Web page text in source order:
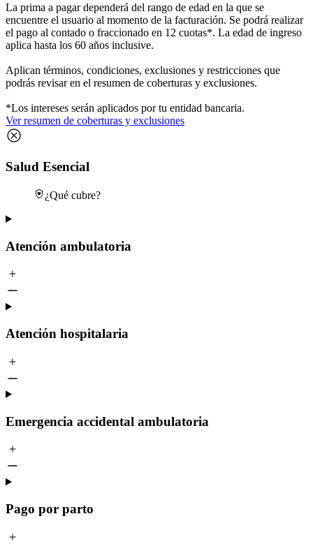
La prima a pagar dependerá del rango de edad en la que se
encuentre el usuario al momento de la facturación. Se podrá realizar
el pago al contado o fraccionado en 12 cuotas*. La edad de ingreso
aplica hasta los 60 años inclusive.
Aplican términos, condiciones, exclusiones y restricciones que
podrás revisar en el resumen de coberturas y exclusiones.
*Los intereses serán aplicados por tu entidad bancaria.
Ver resumen de coberturas y exclusiones
Salud Esencial
¿Qué cubre?
Atención ambulatoria
Atención hospitalaria
Emergencia accidental ambulatoria
Pago por parto